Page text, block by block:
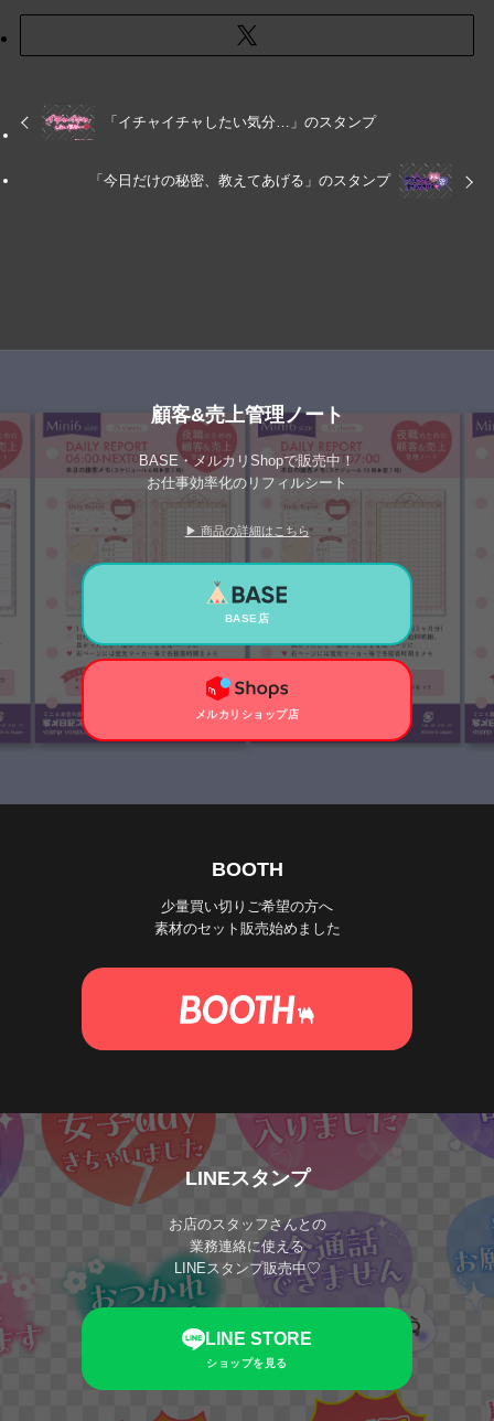
「イチャイチャしたい気分…」のスタンプ
「今日だけの秘密、教えてあげる」のスタンプ
顧客&売上管理ノート
BASE・メルカリShopで販売中！
お仕事効率化のリフィルシート
▶ 商品の詳細はこちら
BASE店
メルカリショップ店
BOOTH
少量買い切りご希望の方へ
素材のセット販売始めました
LINEスタンプ
お店のスタッフさんとの
業務連絡に使える
LINEスタンプ販売中♡
LINE STORE
ショップを見る